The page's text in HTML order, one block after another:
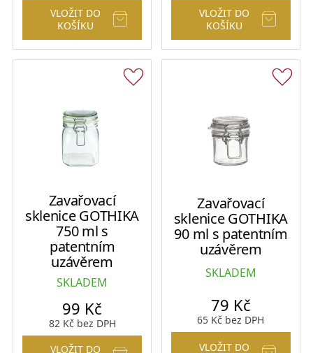
VLOŽIT DO
KOŠÍKU
VLOŽIT DO
KOŠÍKU
Zavařovací
sklenice GOTHIKA
750 ml s
patentním
uzávěrem
SKLADEM
99 Kč
82 Kčbez DPH
VLOŽIT DO
Zavařovací
sklenice GOTHIKA
90 ml s patentním
uzávěrem
SKLADEM
79 Kč
65 Kč bez DPH
VLOŽIT DO